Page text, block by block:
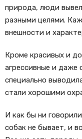
природа, люди
разными целями.
внешности и
Кроме красивых и
агрессивные и даже
специально
стали хорошими
И как бы ни
собак не бывает, и